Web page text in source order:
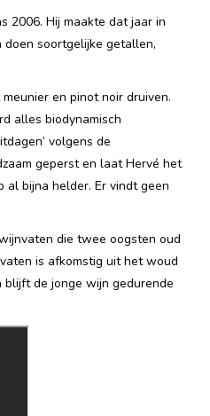
2006. Hij maakte dat jaar in
soortgelijke getallen,
en pinot noir druiven.
alles biodynamisch
volgens de
geperst en laat Hervé het
al bijna helder. Er vindt geen
die twee oogsten oud
is afkomstig uit het woud
blijft de jonge wijn gedurende